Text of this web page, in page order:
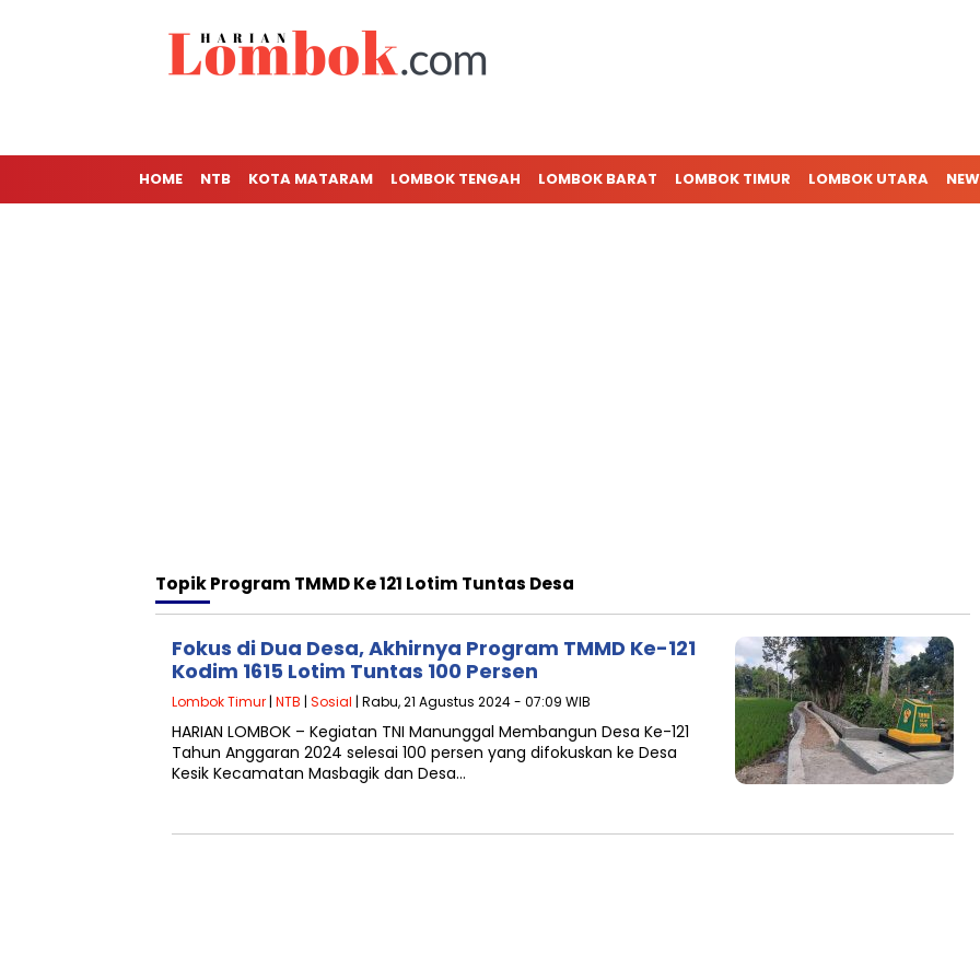
HOME NTB KOTA MATARAM LOMBOK TENGAH LOMBOK BARAT LOMBOK TIMUR LOMBOK UTARA
TopikProgram TMMD Ke 121 Lotim Tuntas Desa
Fokus di Dua Desa, Akhirnya Program TMMD Ke-121
Kodim 1615 Lotim Tuntas 100 Persen
Lombok Timur | NTB | Sosial | Rabu, 21 Agustus 2024 - 07:09 WIB
HARIAN LOMBOK – Kegiatan TNI Manunggal Membangun Desa Ke-121
Tahun Anggaran 2024 selesai 100 persen yang difokuskan ke Desa
Kesik Kecamatan Masbagik dan Desa…